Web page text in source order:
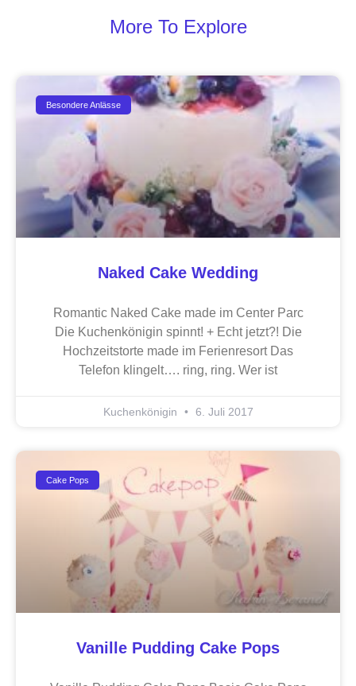
More To Explore
Besondere Anlässe
Naked Cake Wedding
Romantic Naked Cake made im Center Parc
Die Kuchenkönigin spinnt! + Echt jetzt?! Die
Hochzeitstorte made im Ferienresort Das
Telefon klingelt…. ring, ring. Wer ist
Kuchenkönigin 6. Juli 2017
Cake Pops
Vanille Pudding Cake Pops